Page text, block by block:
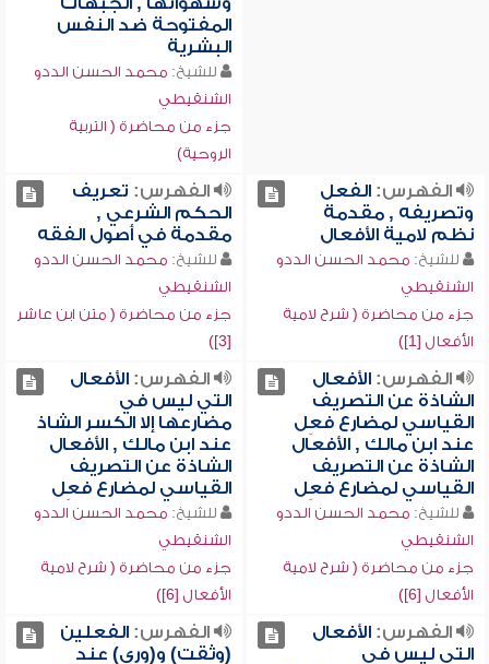
المفتوحة ضد النفس
البشرية
للشيخ: محمد الحسن الددو
الشنقيطي
جزء من محاضرة ( التربية
الروحية)
الفهرس:الفعل
وتصريفه , مقدمة
نظم لامية الأفعال
للشيخ: محمد الحسن الددو
الشنقيطي
جزء من محاضرة ( شرح لامية
الأفعال [1])
الفهرس: تعريف
الحكم الشرعي ,
مقدمة في أصول الفقه
للشيخ: محمد الحسن الددو
الشنقيطي
جزء من محاضرة ( متن ابن عاشر
[3])
الفهرس:الأفعال
الشاذة عن التصريف
القياسي لمضارع فعِل
عند ابن مالك , الأفعال
الشاذة عن التصريف
القياسي لمضارع فعِل
للشيخ: محمد الحسن الددو
الشنقيطي
جزء من محاضرة ( شرح لامية
الأفعال [6])
الفهرس:الأفعال
التي ليس في
مضارعها إلا الكسر الشاذ
عند ابن مالك , الأفعال
الشاذة عن التصريف
القياسي لمضارع فعِل
للشيخ: محمد الحسن الددو
الشنقيطي
جزء من محاضرة ( شرح لامية
الأفعال [6])
الفهرس:الأفعال
التي ليس في
الفهرس:الفعلين
(وثقت) و(وري) عند